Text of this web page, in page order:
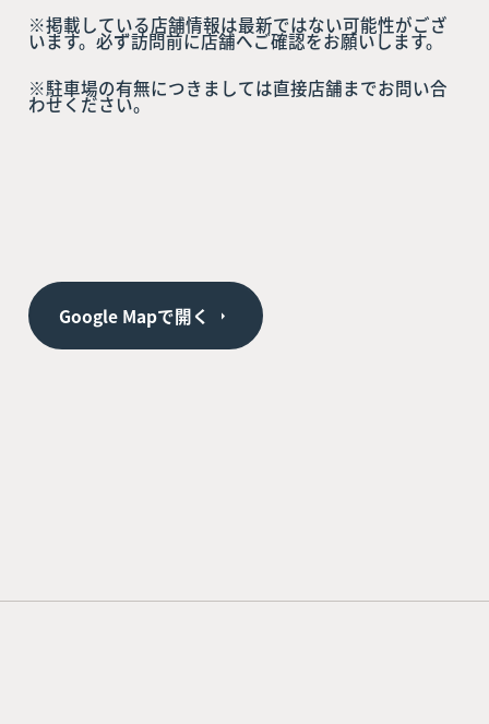
※掲載している店舗情報は最新ではない可能性がござ
います。必ず訪問前に店舗へご確認をお願いします。
※駐車場の有無につきましては直接店舗までお問い合
わせください。
Google Mapで開く